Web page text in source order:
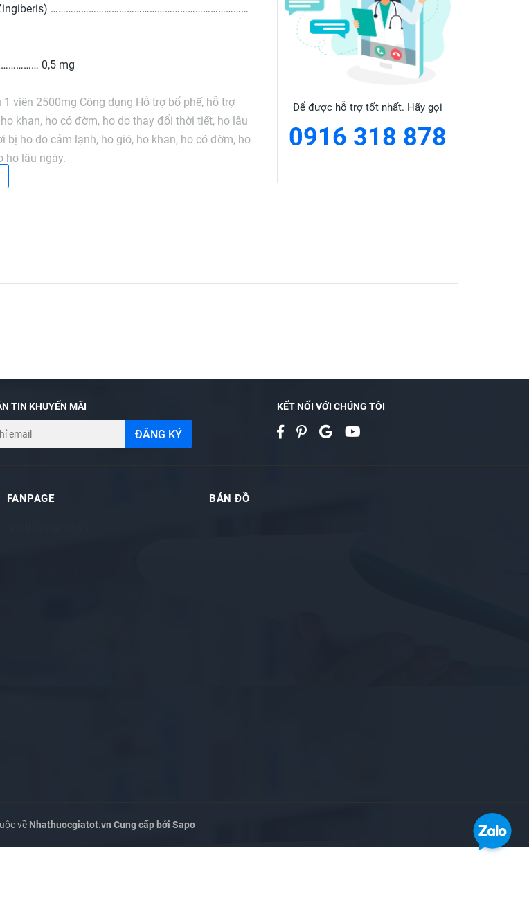
……………………………………………………………………
0,5 mg
viên 2500mg Công dụng Hỗ trợ bổ phế, hỗ trợ
khan, ho có đờm, ho do thay đổi thời tiết, ho lâu
ho do cảm lạnh, ho gió, ho khan, ho có đờm, ho
ho lâu ngày.
của sản phẩm. Bảo quản Nơi khô ráo, thoáng
chữa bệnh
Để được hỗ trợ tốt nhất. Hãy gọi
0916 318 878
TIN KHUYẾN MÃI
ĐĂNG KÝ
KẾT NỐI VỚI CHÚNG TÔI
FANPAGE BẢN ĐỒ
về Nhathuocgiatot.vn Cung cấp bởi Sapo